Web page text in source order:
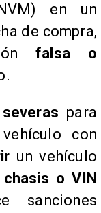
en un
de compra,
falsa o
para
con
un vehículo
chasis o VIN
sanciones